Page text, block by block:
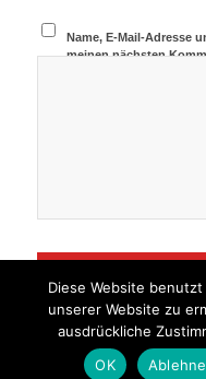
Name, E-Mail-Adresse
meinen nächsten
Diese Website
unserer Website zu
ausdrückliche
OK